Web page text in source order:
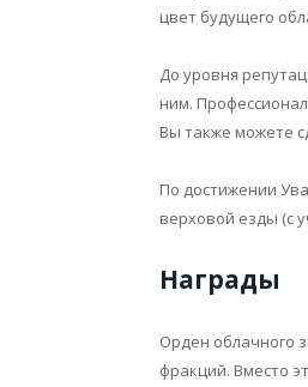
цвет будущего
До уровня
ним.
Вы также можете
По достижении
верховой езды (с
Награды
Орден облачного
фракций. Вместо